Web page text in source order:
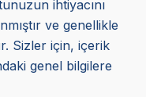
ihtiyacını
ve genellikle
Sizler için, içerik
genel bilgilere